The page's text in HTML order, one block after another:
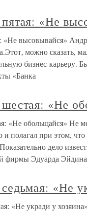
«Не
«Не высовывайся»
можно сказать,
бизнес-карьеру.
«Банка
шестая: «Не
«Не обольщайся» Не
и полагал при этом,
дело
фирмы Эдуарда
«Не
«Не укради у